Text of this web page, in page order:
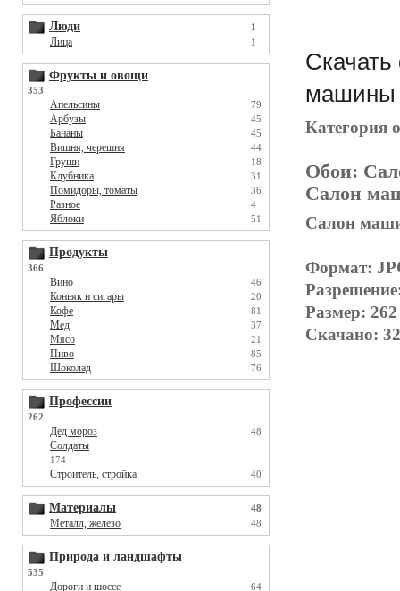
Люди 1
Лица 1
Фрукты и овощи
353
Апельсины 79
Арбузы 45
Бананы 45
Вишня, черешня 44
Груши 18
Клубника 31
Помидоры, томаты 36
Разное 4
Яблоки 51
Продукты
366
Вино 46
Коньяк и сигары 20
Кофе 81
Мед 37
Мясо 21
Пиво 85
Шоколад 76
Профессии
262
Дед мороз 48
Солдаты
174
Строитель, стройка 40
Материалы 48
Металл, железо 48
Природа и ландшафты
535
Дороги и шоссе 64
машины
Категория
Обои:
Салон
Салон
Формат:
Размер:
Скачано: